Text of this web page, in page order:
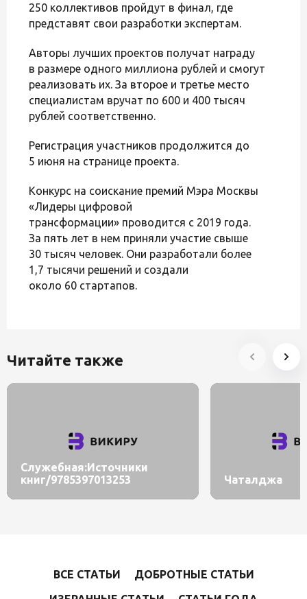
250 коллективов пройдут в финал, где
представят свои разработки экспертам.
Авторы лучших проектов получат награду
в размере одного миллиона рублей и смогут
реализовать их. За второе и третье место
специалистам вручат по 600 и 400 тысяч
рублей соответственно.
Регистрация участников продолжится до
5 июня на странице проекта.
Конкурс на соискание премий Мэра Москвы
«Лидеры цифровой
трансформации» проводится с 2019 года.
За пять лет в нем приняли участие свыше
30 тысяч человек. Они разработали более
1,7 тысячи решений и создали
около 60 стартапов.
Читайте также
Служебная:Источники
книг/9785397013253
Чаталджа
ВСЕ СТАТЬИ
ДОБРОТНЫЕ СТАТЬИ